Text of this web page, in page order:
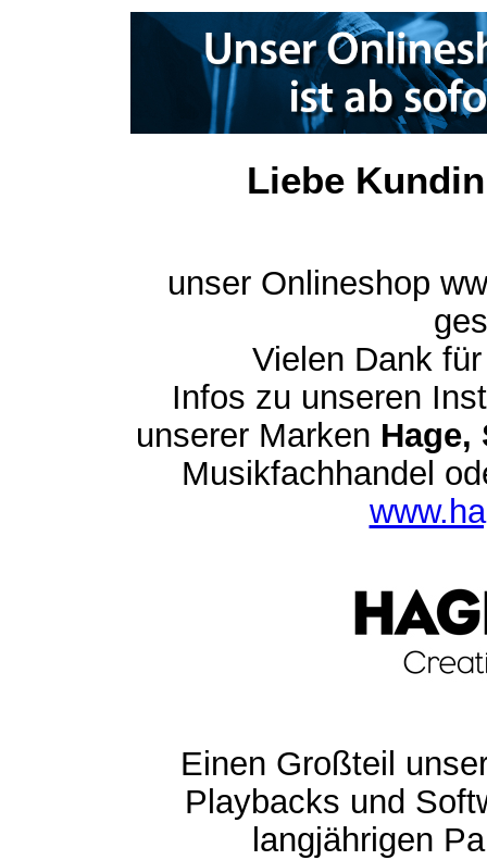
Liebe
unser Onlineshop
Vielen Dank
Infos zu unseren
unserer Marken Hage,
Musikfachhandel
Einen Großteil
Playbacks und
langjährigen